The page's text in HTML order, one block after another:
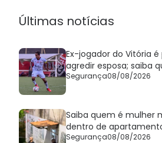
Últimas notícias
Ex-jogador do Vitória
agredir esposa; saiba
Segurança08/08/2026
Saiba quem é mulher
dentro de
Segurança08/08/2026